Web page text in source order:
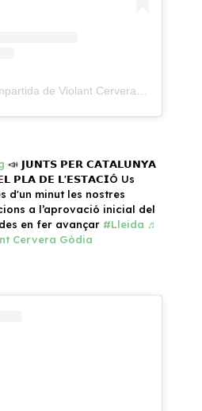
📣 𝗝𝗨𝗡𝗧𝗦 𝗣𝗘𝗥 𝗖𝗔𝗧𝗔𝗟𝗨𝗡𝗬𝗔
𝗣𝗟𝗔 𝗗𝗘 𝗟'𝗘𝗦𝗧𝗔𝗖𝗜Ó Us
d'un minut les nostres
a l’aprovació inicial del
en fer avançar #Lleida ♬
Cervera Gòdia